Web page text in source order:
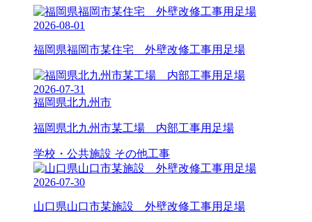
2026-08-01
福岡県福岡市某住宅 外壁改修工事用足場
2026-07-31
福岡県北九州市
福岡県北九州市某工場 内部工事用足場
学校・公共施設 その他工事
2026-07-30
山口県山口市某施設 外壁改修工事用足場